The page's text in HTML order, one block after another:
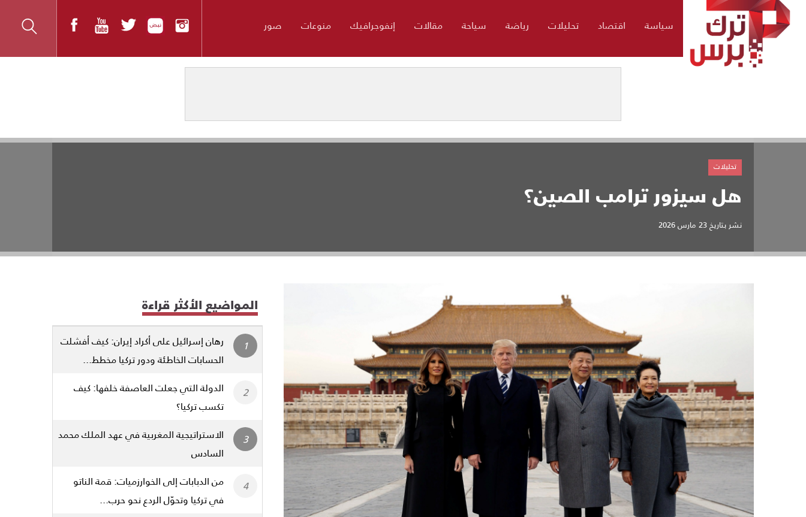
سياسة اقتصاد تحليلات رياضة سياحة مقالات إنفوجرافيك منوعات صور
هل سيزور ترامب الصين؟
نشر بتاريخ23 مارس 2026
تحليلات
المواضيع الأكثر قراءة
رهان إسرائيل على أكراد إيران: كيف أفشلت
الحسابات الخاطئة ودور تركيا مخطط...
الدولة التي جعلت العاصفة خلفها: كيف
تكسب تركيا؟
الاستراتيجية المغربية في عهد الملك محمد
السادس
من الدبابات إلى الخوارزميات: قمة الناتو
في تركيا وتحوّل الردع نحو حرب...